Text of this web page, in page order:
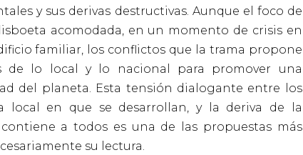
y sus derivas destructivas. Aunque el foco de
acomodada, en un momento de crisis en
familiar, los conflictos que la trama propone
de lo local y lo nacional para promover una
del planeta. Esta tensión dialogante entre los
local en que se desarrollan, y la deriva de la
a todos es una de las propuestas más
su lectura.